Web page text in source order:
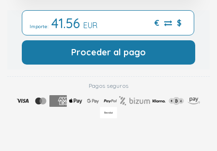
Importe: 41.56 EUR € $
Proceder al pago
Pagos seguros